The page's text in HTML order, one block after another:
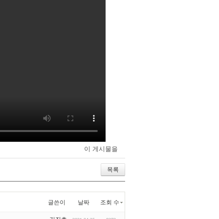
이 게시물을
목록
글쓴이 날짜 조회 수